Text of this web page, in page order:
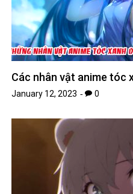
Các nhân vật anime tóc
January 12, 2023 0